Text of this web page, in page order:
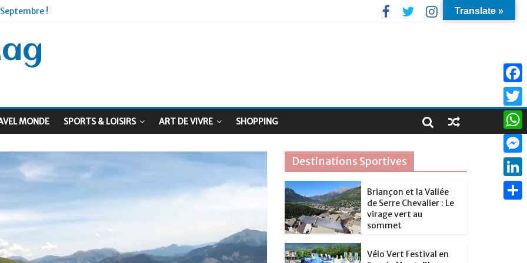
!
MONDE SPORTS & LOISIRS ART DE VIVRE SHOPPING
Destinations Sportives
Briançon et la Vallée
de Serre Chevalier : Le
virage vert au
sommet
Vélo Vert Festival en
F
a
c
e
b
o
T
w
i
t
W
h
a
t
M
e
s
L
Translate »